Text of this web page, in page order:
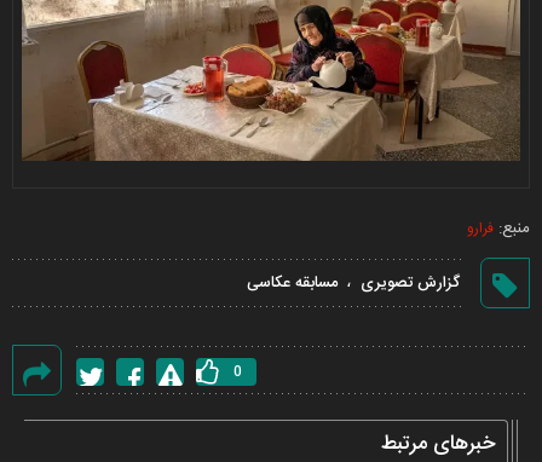
منبع: فرارو
گزارش تصویری ، مسابقه عکاسی
گزارش
0
خبرهای مرتبط